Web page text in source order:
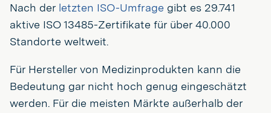
Nach der letzten ISO-Umfrage gibt es 29.741
aktive ISO 13485-Zertifikate für über 40.000
Standorte weltweit.
Für Hersteller von Medizinprodukten kann die
Bedeutung gar nicht hoch genug eingeschätzt
werden. Für die meisten Märkte außerhalb der